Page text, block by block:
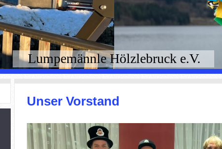
Lumpemännle Hölzlebruck e.V.
Unser Vorstand